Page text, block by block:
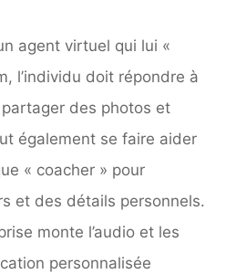
agent virtuel qui lui «
l’individu doit répondre à
des photos et
également se faire aider
« coacher » pour
et des détails personnels.
monte l’audio et les
personnalisée